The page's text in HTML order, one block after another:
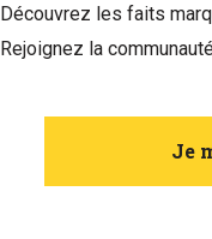
Découvrez les faits
Rejoignez la
Je